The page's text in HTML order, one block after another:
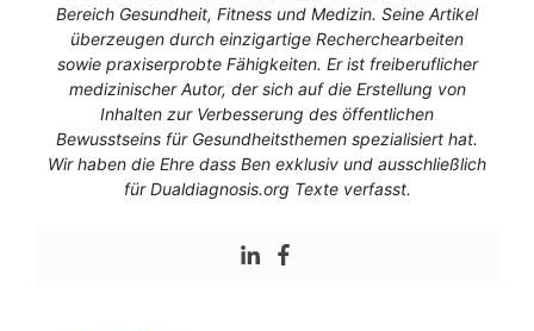
Bereich Gesundheit, Fitness und Medizin. Seine Artikel
überzeugen durch einzigartige Recherchearbeiten
sowie praxiserprobte Fähigkeiten. Er ist freiberuflicher
medizinischer Autor, der sich auf die Erstellung von
Inhalten zur Verbesserung des öffentlichen
Bewusstseins für Gesundheitsthemen spezialisiert hat.
Wir haben die Ehre dass Ben exklusiv und ausschließlich
für Dualdiagnosis.org Texte verfasst.